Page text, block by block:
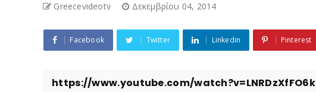
Greecevideotv Δεκεμβρίου 04, 2014
Facebook Twitter Linkedin Pinterest
https://www.youtube.com/watch?v=LNRDzXfFO6k